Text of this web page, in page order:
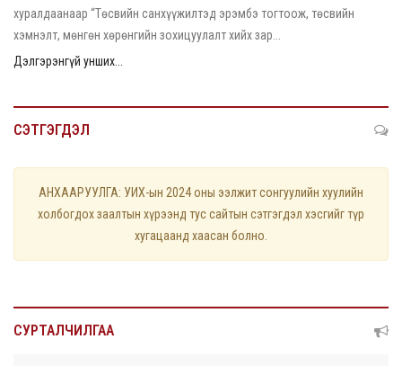
хуралдаанаар “Төсвийн санхүүжилтэд эрэмбэ тогтоож, төсвийн
хэмнэлт, мөнгөн хөрөнгийн зохицуулалт хийх зар...
Дэлгэрэнгүй унших...
СЭТГЭГДЭЛ
АНХААРУУЛГА: УИХ-ын 2024 оны ээлжит сонгуулийн хуулийн
холбогдох заалтын хүрээнд тус сайтын сэтгэгдэл хэсгийг түр
хугацаанд хаасан болно.
СУРТАЛЧИЛГАА